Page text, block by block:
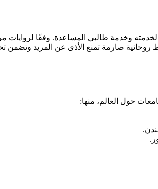
وخدمة طالبي المساعدة. وفقًا لروايات
صارمة تمنع الأذى عن المريد وتضمن
حول العالم، منها: